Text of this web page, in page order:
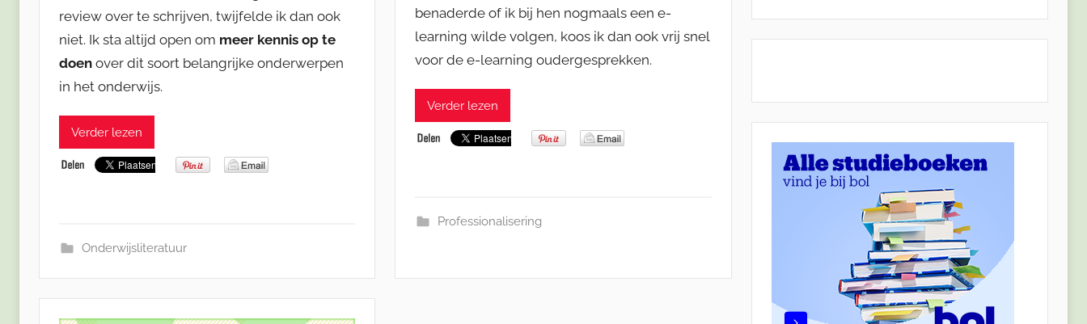
review over te schrijven, twijfelde ik dan ook
niet. Ik sta altijd open om meer kennis op te
doen over dit soort belangrijke onderwerpen
in het onderwijs.
Verder lezen
Onderwijsliteratuur
benaderde of ik bij hen nogmaals een e-
learning wilde volgen, koos ik dan ook vrij snel
voor de e-learning oudergesprekken.
Verder lezen
Professionalisering